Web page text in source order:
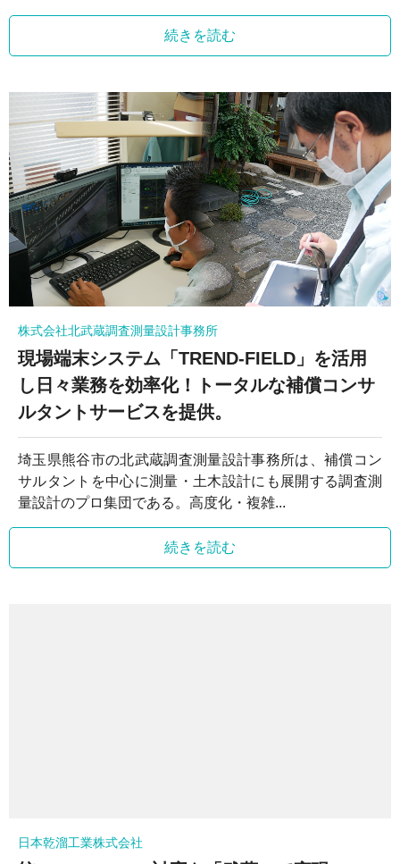
続きを読む
株式会社北武蔵調査測量設計事務所
現場端末システム「TREND-FIELD」を活用
し日々業務を効率化！トータルな補償コンサ
ルタントサービスを提供。
埼玉県熊谷市の北武蔵調査測量設計事務所は、補償コン
サルタントを中心に測量・土木設計にも展開する調査測
量設計のプロ集団である。高度化・複雑...
続きを読む
日本乾溜工業株式会社